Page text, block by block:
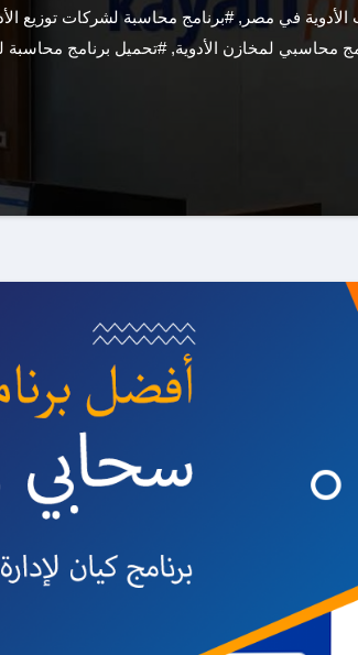
في مصر ,#برنامج محاسبة لشركات توزيع
محاسبي لمخازن الأدوية,#تحميل برنامج محاسبة